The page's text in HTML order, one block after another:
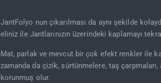
JantFolyo nun çıkarılması da aynı şekilde
eliniz ile Jantlarınızın üzerindeki kaplamayı
Mat, parlak ve mevcut bir çok efekt renkler ile
zamanda da çizik, sürtünmelere, taş
korunmuş olur.